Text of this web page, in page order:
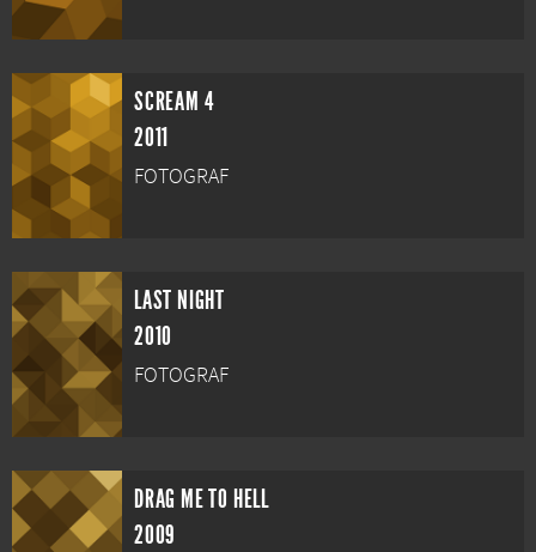
SCREAM 4
2011
FOTOGRAF
LAST NIGHT
2010
FOTOGRAF
DRAG ME TO HELL
2009